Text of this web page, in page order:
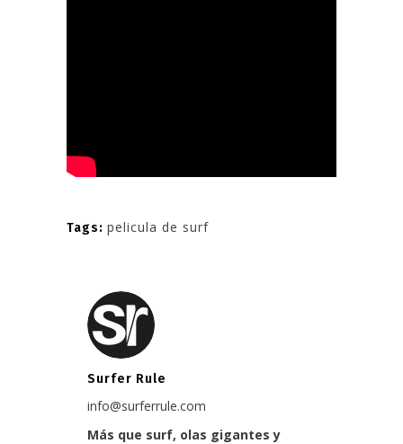
Tags: pelicula de surf
Surfer Rule
info@surferrule.com
Más que surf, olas gigantes y